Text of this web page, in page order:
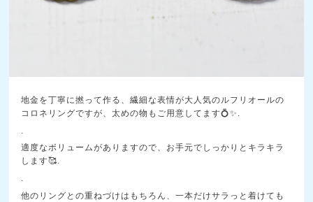
地金を丁寧に撚って作る、繊細な表情が大人気のルフリオールの
コロネリングですが、太めの物もご用意してます💍✨.
適度なボリュームがありますので、お手元でしっかりとキラキラ
します🥰.
.
他のリングとの重ねづけはもちろん、一本だけサラっと着けても